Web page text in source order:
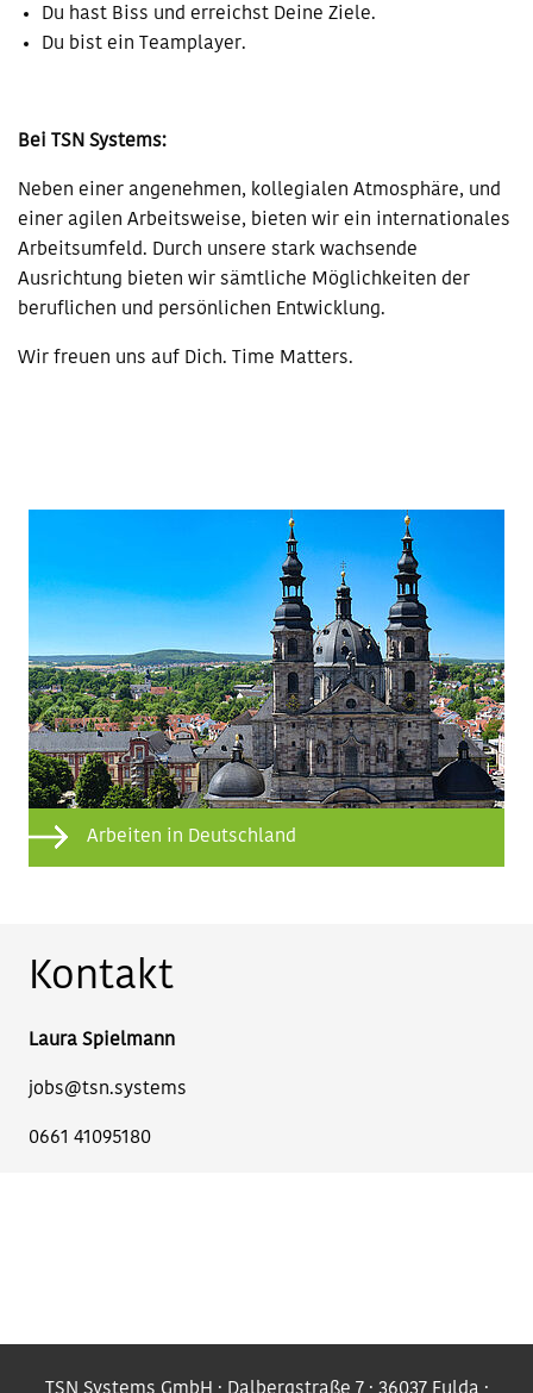
Du hast Biss und erreichst Deine Ziele.
Du bist ein Teamplayer.
Bei TSN Systems:
Neben einer angenehmen, kollegialen Atmosphäre, und
einer agilen Arbeitsweise, bieten wir ein internationales
Arbeitsumfeld. Durch unsere stark wachsende
Ausrichtung bieten wir sämtliche Möglichkeiten der
beruflichen und persönlichen Entwicklung.
Wir freuen uns auf Dich. Time Matters.
Arbeiten in Deutschland
Kontakt
Laura Spielmann
jobs@tsn.systems
0661 41095180